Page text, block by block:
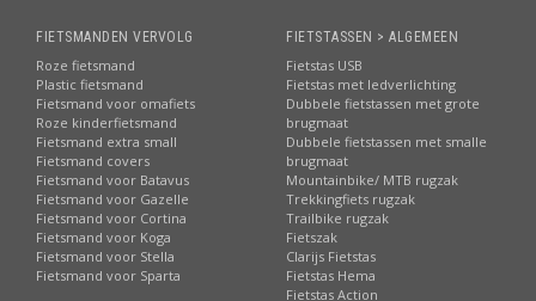
FIETSMANDEN VERVOLG
Roze fietsmand
Plastic fietsmand
Fietsmand voor omafiets
Roze kinderfietsmand
Fietsmand extra small
Fietsmand covers
Fietsmand voor Batavus
Fietsmand voor Gazelle
Fietsmand voor Cortina
Fietsmand voor Koga
Fietsmand voor Stella
Fietsmand voor Sparta
FIETSTASSEN > ALGEMEEN
Fietstas USB
Fietstas met ledverlichting
Dubbele fietstassen met grote
brugmaat
Dubbele fietstassen met smalle
brugmaat
Mountainbike/ MTB rugzak
Trekkingfiets rugzak
Trailbike rugzak
Fietszak
Clarijs Fietstas
Fietstas Hema
Fietstas Action